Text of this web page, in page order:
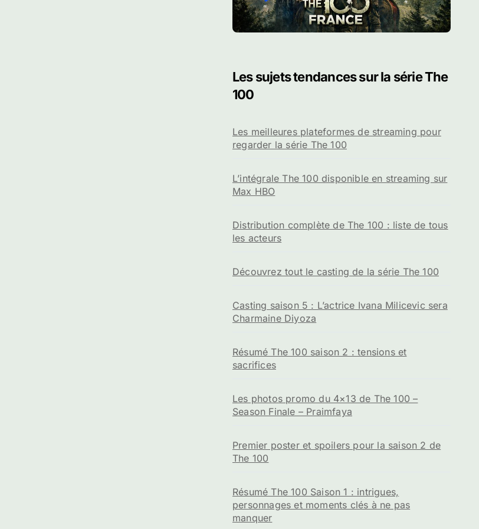
Les sujets tendances sur la série The
100
Les meilleures plateformes de streaming pour
regarder la série The 100
L’intégrale The 100 disponible en streaming sur
Max HBO
Distribution complète de The 100 : liste de tous
les acteurs
Découvrez tout le casting de la série The 100
Casting saison 5 : L’actrice Ivana Milicevic sera
Charmaine Diyoza
Résumé The 100 saison 2 : tensions et
sacrifices
Les photos promo du 4×13 de The 100 –
Season Finale – Praimfaya
Premier poster et spoilers pour la saison 2 de
The 100
Résumé The 100 Saison 1 : intrigues,
personnages et moments clés à ne pas
manquer